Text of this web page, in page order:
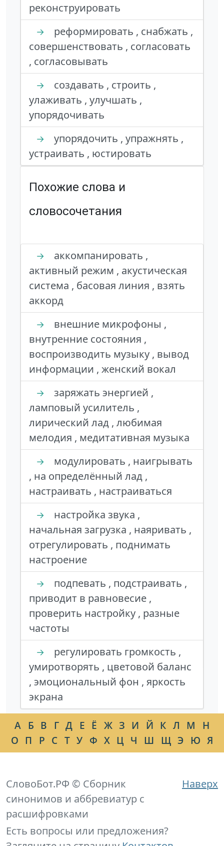
реконструировать
→
реформировать , снабжать ,
совершенствовать , согласовать
, согласовывать
→
создавать , строить ,
улаживать , улучшать ,
упорядочивать
→
упорядочить , упражнять ,
устраивать , юстировать
Похожие слова и
словосочетания
→
аккомпанировать ,
активный режим , акустическая
система , басовая линия , взять
аккорд
→
внешние микрофоны ,
внутренние состояния ,
воспроизводить музыку , вывод
информации , женский вокал
→
заряжать энергией ,
ламповый усилитель ,
лирический лад , любимая
мелодия , медитативная музыка
→
модулировать , наигрывать
, на определённый лад ,
настраивать , настраиваться
→
настройка звука ,
начальная загрузка , наяривать ,
отрегулировать , поднимать
настроение
→
подпевать , подстраивать ,
приводит в равновесие ,
проверить настройку , разные
частоты
→
регулировать громкость ,
умиротворять , цветовой баланс
, эмоциональный фон , яркость
экрана
А Б В Г Д Е Ё Ж З И Й К Л М
Н
О П Р С Т У Ф Х Ц Ч Ш Щ Э Ю Я
Наверх
СловоБот.РФ © Сборник
синонимов и аббревиатур с
расшифровками
Есть вопросы или предложения?